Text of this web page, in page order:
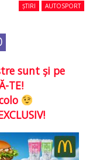
ȘTIRI AUTOSPORT
sunt şi pe
TE!